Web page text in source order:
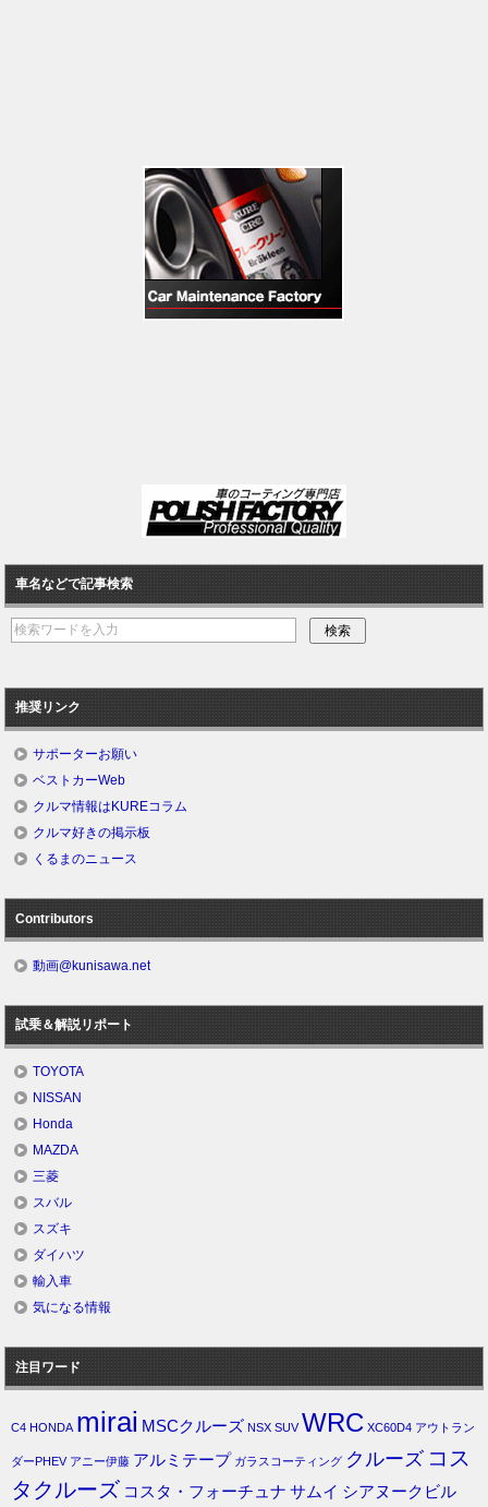
車名などで記事検索
推奨リンク
サポーターお願い
ベストカーWeb
クルマ情報はKUREコラム
クルマ好きの掲示板
くるまのニュース
Contributors
動画@kunisawa.net
試乗＆解説リポート
TOYOTA
NISSAN
Honda
MAZDA
三菱
スバル
スズキ
ダイハツ
輸入車
気になる情報
注目ワード
C4 HONDA mirai MSCクルーズ NSX SUV WRC XC60D4 アウトラン
ダーPHEV アニー伊藤 アルミテープ ガラスコーティング クルーズ コス
タクルーズ コスタ・フォーチュナ サムイ シアヌークビル